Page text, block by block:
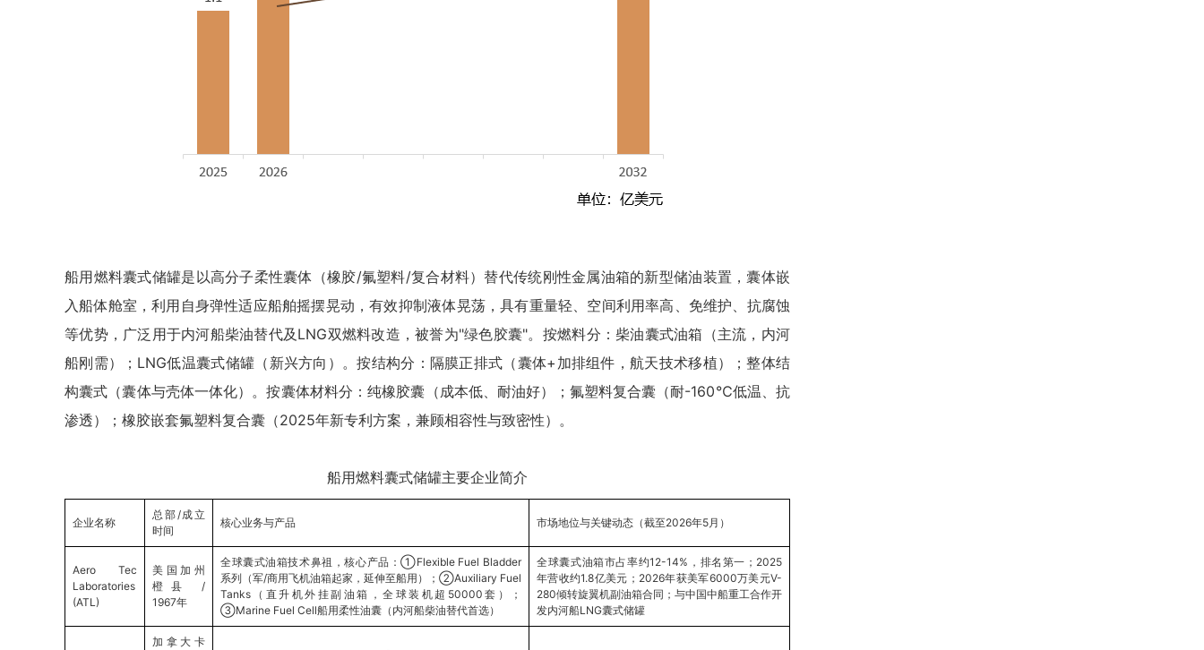
船用燃料囊式储罐是以高分子柔性囊体（橡胶/氟塑料/复合材料）替代传统刚性金属油箱的新型储油装置，囊体嵌
入船体舱室，利用自身弹性适应船舶摇摆晃动，有效抑制液体晃荡，具有重量轻、空间利用率高、免维护、抗腐蚀
等优势，广泛用于内河船柴油替代及LNG双燃料改造，被誉为"绿色胶囊"。按燃料分：柴油囊式油箱（主流，内河
船刚需）；LNG低温囊式储罐（新兴方向）。按结构分：隔膜正排式（囊体+加排组件，航天技术移植）；整体结
构囊式（囊体与壳体一体化）。按囊体材料分：纯橡胶囊（成本低、耐油好）；氟塑料复合囊（耐-160℃低温、抗
渗透）；橡胶嵌套氟塑料复合囊（2025年新专利方案，兼顾相容性与致密性）。
船用燃料囊式储罐主要企业简介
企业名称
总部/成立
时间
核心业务与产品 市场地位与关键动态（截至2026年5月）
Aero Tec
Laboratories
(ATL)
美国加州
橙县 /
1967年
全球囊式油箱技术鼻祖，核心产品：①Flexible Fuel Bladder
系列（军/商用飞机油箱起家，延伸至船用）；②Auxiliary Fuel
Tanks（直升机外挂副油箱，全球装机超50000套）；
③Marine Fuel Cell船用柔性油囊（内河船柴油替代首选）
全球囊式油箱市占率约12-14%，排名第一；2025
年营收约1.8亿美元；2026年获美军6000万美元V-
280倾转旋翼机副油箱合同；与中国中船重工合作开
发内河船LNG囊式储罐
加拿大卡